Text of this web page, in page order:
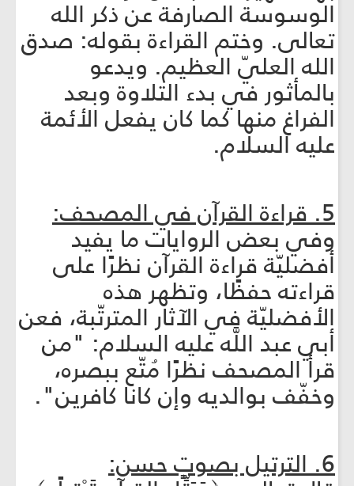
الوسوسة الصارفة عن ذكر الله
تعالى. وختم القراءة بقوله: صدق
الله العليّ العظيم. ويدعو
بالمأثور في بدء التلاوة وبعد
الفراغ منها كما كان يفعل الأئمة
عليه السلام.
5. قراءة القرآن في المصحف:
وفي بعض الروايات ما يفيد
أفضليّة قراءة القرآن نظرًا على
قراءته حفظًا، وتظهر هذه
الأفضليّة في الآثار المترتّبة، فعن
أبي عبد اللَّه عليه السلام: "من
قرأ المصحف نظرًا مُتّع ببصره،
وخفّف بوالديه وإن كانا كافرين".
6. الترتيل بصوتٍ حسن: